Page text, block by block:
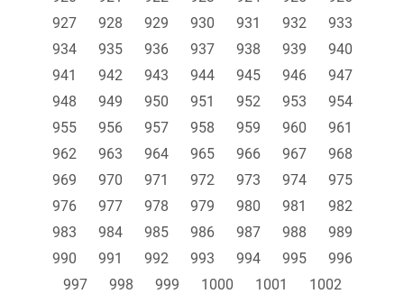
927
928 929 930 931 932
933
934
935 936 937 938 939
940
941
942 943 944 945 946
947
948
949 950 951 952 953
954
955
956 957 958 959 960
961
962
963 964 965 966 967
968
969
970 971 972 973 974
975
976
977 978 979 980 981
982
983
984 985 986 987 988
989
990
991 992 993 994 995
996
997
998 999 1000 1001
1002